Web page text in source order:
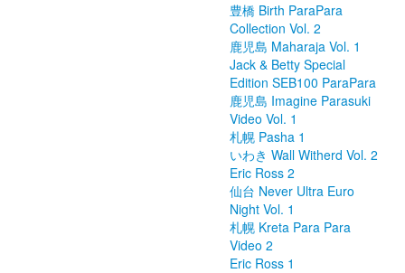
豊橋 Birth ParaPara
Collection Vol. 2
鹿児島 Maharaja Vol. 1
Jack & Betty Special
Edition SEB100 ParaPara
鹿児島 Imagine Parasuki
Video Vol. 1
札幌 Pasha 1
いわき Wall Witherd Vol. 2
Eric Ross 2
仙台 Never Ultra Euro
Night Vol. 1
札幌 Kreta Para Para
Video 2
Eric Ross 1